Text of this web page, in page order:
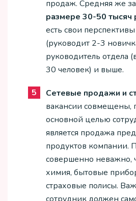
продаж. Средняя же
размере 30-50 тысяч
есть свои
(руководит 2-3
руководитель отдела
30 человек) и выше.
Сетевые продажи и
вакансии совмещены,
основной целью
является продажа
продуктов компании.
совершенно неважно,
химия, бытовые
страховые полисы.